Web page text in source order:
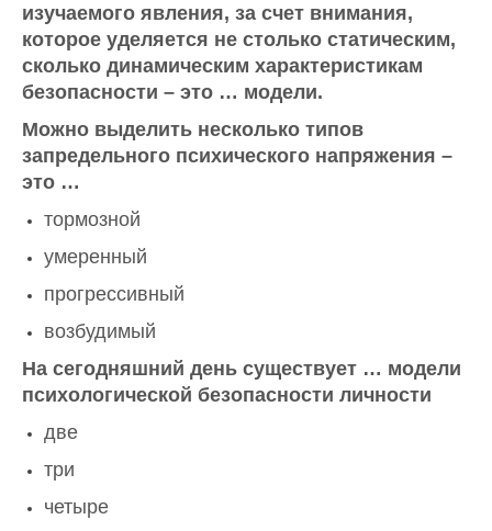
изучаемого явления, за счет внимания,
которое уделяется не столько статическим,
сколько динамическим характеристикам
безопасности – это … модели.
Можно выделить несколько типов
запредельного психического напряжения –
это …
тормозной
умеренный
прогрессивный
возбудимый
На сегодняшний день существует … модели
психологической безопасности личности
две
три
четыре